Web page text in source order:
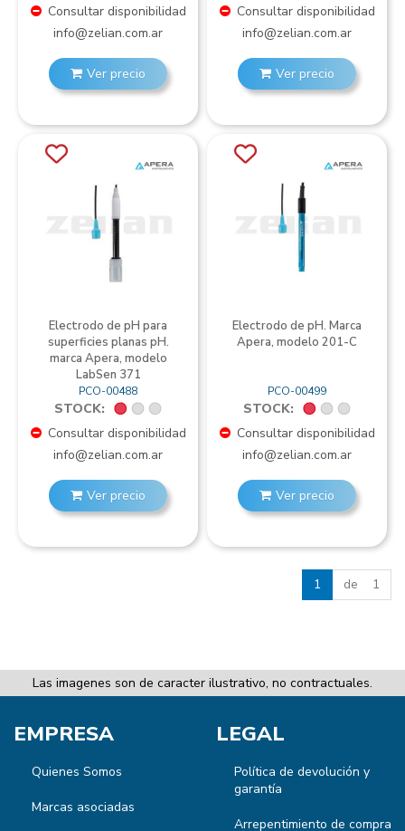
Consultar disponibilidad
info@zelian.com.ar
Ver precio
Consultar disponibilidad
info@zelian.com.ar
Ver precio
Electrodo de pH para
superficies planas pH.
marca Apera, modelo
LabSen 371
PCO-00488
STOCK:
Consultar disponibilidad
info@zelian.com.ar
Ver precio
Electrodo de pH. Marca
Apera, modelo 201-C
PCO-00499
STOCK:
Consultar disponibilidad
info@zelian.com.ar
Ver precio
1 de 1
Las imagenes son de caracter ilustrativo, no contractuales.
EMPRESA
Quienes Somos
Marcas asociadas
LEGAL
Política de devolución y
garantía
Arrepentimiento de compra